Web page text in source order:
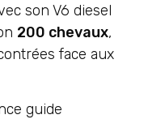
son V6 diesel
200 chevaux,
face aux
guide